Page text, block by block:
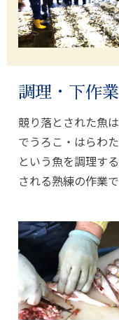
調理・下作業
競り落とされた魚
でうろこ・はらわ
という魚を調理す
される熟練の作業で